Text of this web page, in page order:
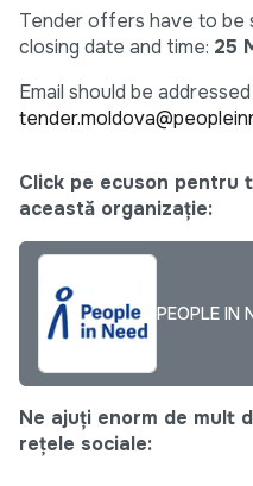
Tender offers have to be
closing date and time: 25
Email should be
Click pe ecuson pentru
această organizație:
PEOPLE IN
Ne ajuți enorm de mult
rețele sociale: